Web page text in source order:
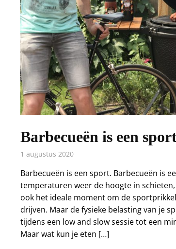
Barbecueën is een
1 augustus 2020
Barbecueën is een sport. Barbecueën is
temperaturen weer de hoogte in
ook het ideale moment om de
drijven. Maar de fysieke belasting van je
tijdens een low and slow sessie tot een
Maar wat kun je eten […]